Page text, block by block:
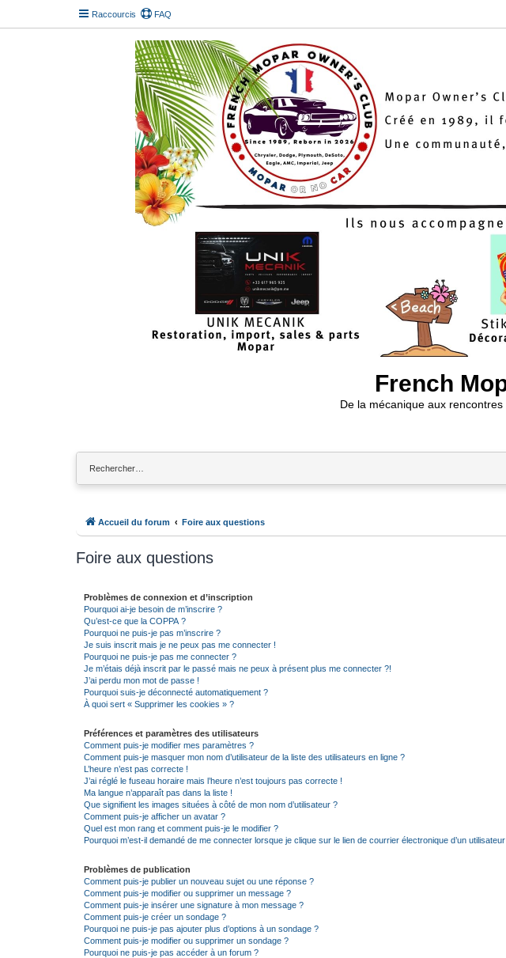
Raccourcis FAQ
French
De la mécanique aux
Accueil du forum Foire aux questions
Foire aux questions
Problèmes de connexion et d’inscription
Pourquoi ai-je besoin de m’inscrire ?
Qu’est-ce que la COPPA ?
Pourquoi ne puis-je pas m’inscrire ?
Je suis inscrit mais je ne peux pas me connecter !
Pourquoi ne puis-je pas me connecter ?
Je m’étais déjà inscrit par le passé mais ne peux à présent plus me connecter ?!
J’ai perdu mon mot de passe !
Pourquoi suis-je déconnecté automatiquement ?
À quoi sert « Supprimer les cookies » ?
Préférences et paramètres des utilisateurs
Comment puis-je modifier mes paramètres ?
Comment puis-je masquer mon nom d’utilisateur de la liste des utilisateurs en ligne ?
L’heure n’est pas correcte !
J’ai réglé le fuseau horaire mais l’heure n’est toujours pas correcte !
Ma langue n’apparaît pas dans la liste !
Que signifient les images situées à côté de mon nom d’utilisateur ?
Comment puis-je afficher un avatar ?
Quel est mon rang et comment puis-je le modifier ?
Pourquoi m’est-il demandé de me connecter lorsque je clique sur le lien de courrier électronique d’un
Problèmes de publication
Comment puis-je publier un nouveau sujet ou une réponse ?
Comment puis-je modifier ou supprimer un message ?
Comment puis-je insérer une signature à mon message ?
Comment puis-je créer un sondage ?
Pourquoi ne puis-je pas ajouter plus d’options à un sondage ?
Comment puis-je modifier ou supprimer un sondage ?
Pourquoi ne puis-je pas accéder à un forum ?